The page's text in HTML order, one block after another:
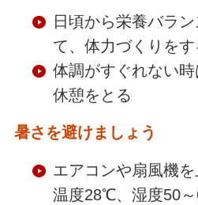
日頃から栄養バラ
て、体力づくりをす
体調がすぐれない
休憩をとる
暑さを避けましょう
エアコンや扇風機
温度28℃、湿度50